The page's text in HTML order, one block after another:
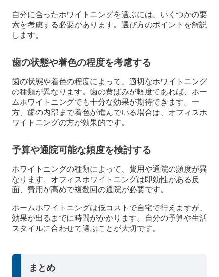
自分に合ったホワイトニングを選ぶには、いくつかの要
素を考慮する必要があります。選び方のポイントを解説
します。
歯の状態や着色の程度を考慮する
歯の状態や着色の程度によって、適切なホワイトニング
の種類が異なります。歯の黄ばみが軽度であれば、ホー
ムホワイトニングでも十分な効果が期待できます。一
方、歯の内部まで着色が進んでいる場合は、オフィスホ
ワイトニングの方が効果的です。
予算や通院可能な頻度を検討する
ホワイトニングの種類によって、費用や通院の頻度が異
なります。オフィスホワイトニングは即効性がある反
面、費用が高めで複数回の通院が必要です。
ホームホワイトニングは低コストで自宅で行えますが、
効果が出るまでに時間がかかります。自分の予算や生活
スタイルに合わせて選ぶことが大切です。
まとめ